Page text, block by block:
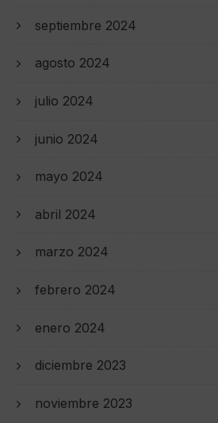
septiembre 2024
agosto 2024
julio 2024
junio 2024
mayo 2024
abril 2024
marzo 2024
febrero 2024
enero 2024
diciembre 2023
noviembre 2023